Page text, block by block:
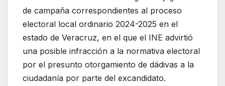
de campaña correspondientes al proceso
electoral local ordinario 2024-2025 en el
estado de Veracruz, en el que el INE advirtió
una posible infracción a la normativa electoral
por el presunto otorgamiento de dádivas a la
ciudadanía por parte del excandidato.